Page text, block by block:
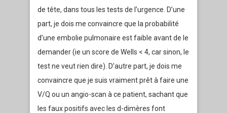
de tête, dans tous les tests de l’urgence. D’une
part, je dois me convaincre que la probabilité
d’une embolie pulmonaire est faible avant de le
demander (ie un score de Wells < 4, car sinon, le
test ne veut rien dire). D’autre part, je dois me
convaincre que je suis vraiment prêt à faire une
V/Q ou un angio-scan à ce patient, sachant que
les faux positifs avec les d-dimères font